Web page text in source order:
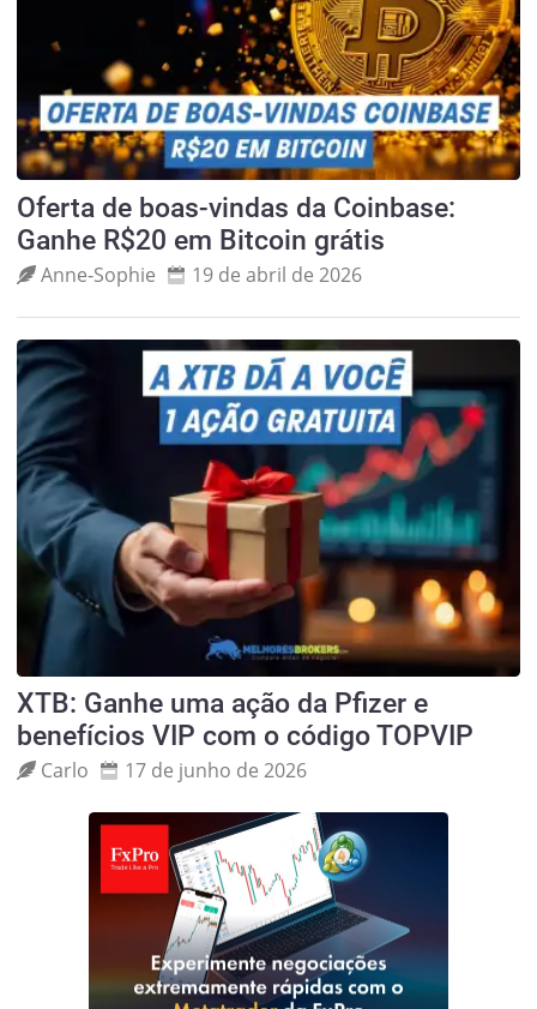
Oferta de boas-vindas da Coinbase:
Ganhe R$20 em Bitcoin grátis
Anne‑Sophie 19 de abril de 2026
XTB: Ganhe uma ação da Pfizer e
benefícios VIP com o código TOPVIP
Carlo 17 de junho de 2026